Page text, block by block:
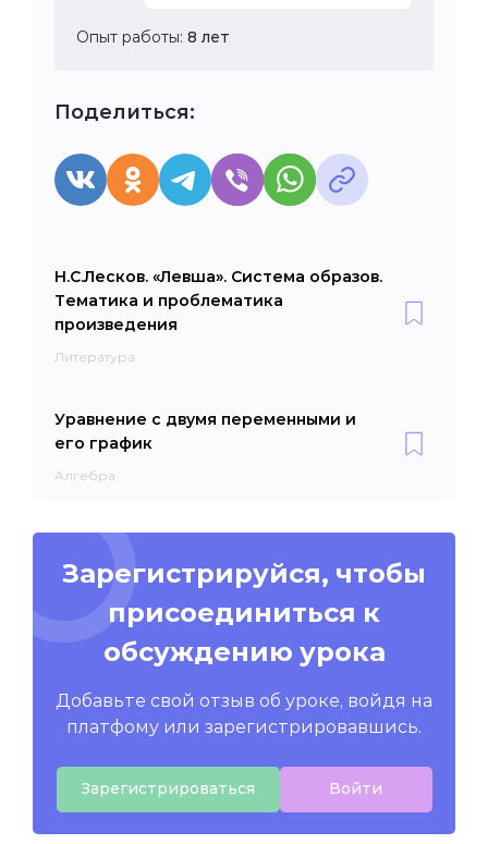
Опыт работы: 8 лет
Поделиться:
Н.С.Лесков. «Левша». Система образов.
Тематика и проблематика
произведения
Литература
Уравнение с двумя переменными и
его график
Алгебра
Зарегистрируйся, чтобы
присоединиться к
обсуждению урока
Добавьте свой отзыв об уроке, войдя на
платфому или зарегистрировавшись.
Зарегистрироваться Войти